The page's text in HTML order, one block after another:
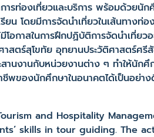
รท่องเที่ยวและบริการ พร้อมด้วยนั
น โดยมีการจัดนำเที่ยวในเส้นทางท่
กาสในการฝึกปฏิบัติการจัดนำเที่ยว
สตร์สุโขทัย อุทยานประวัติศาสตร์ศรี
งานกับหน่วยงานต่าง ๆ ทำให้นักศึ
ชีพของนักศึกษาในอนาคตได้เป็นอย่าง
and Hospitality
skills in tour guiding. The